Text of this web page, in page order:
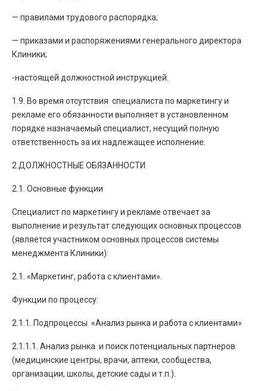
— правилами трудового распорядка;
— приказами и распоряжениями генерального директора
Клиники;
-настоящей должностной инструкцией.
1.9. Во время отсутствия специалиста по маркетингу и
рекламе его обязанности выполняет в установленном
порядке назначаемый специалист, несущий полную
ответственность за их надлежащее исполнение.
2.ДОЛЖНОСТНЫЕ ОБЯЗАННОСТИ
2.1. Основные функции
Специалист по маркетингу и рекламе отвечает за
выполнение и результат следующих основных процессов
(является участником основных процессов системы
менеджмента Клиники):
2.1. «Маркетинг, работа с клиентами».
Функции по процессу:
2.1.1. Подпроцессы «Анализ рынка и работа с клиентами»
2.1.1.1. Анализ рынка и поиск потенциальных партнеров
(медицинские центры, врачи, аптеки, сообщества,
организации, школы, детские сады и т.п.).